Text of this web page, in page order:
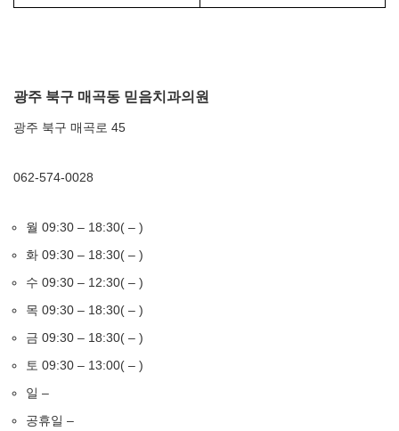
광주 북구 매곡동 믿음치과의원
광주 북구 매곡로 45
062-574-0028
월 09:30 – 18:30( – )
화 09:30 – 18:30( – )
수 09:30 – 12:30( – )
목 09:30 – 18:30( – )
금 09:30 – 18:30( – )
토 09:30 – 13:00( – )
일 –
공휴일 –